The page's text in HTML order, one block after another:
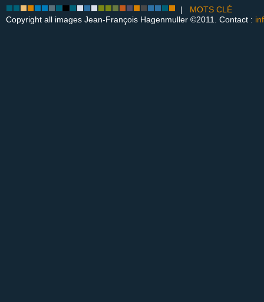
| MOTS CLÉ
Copyright all images Jean-François Hagenmuller ©2011. Contact :